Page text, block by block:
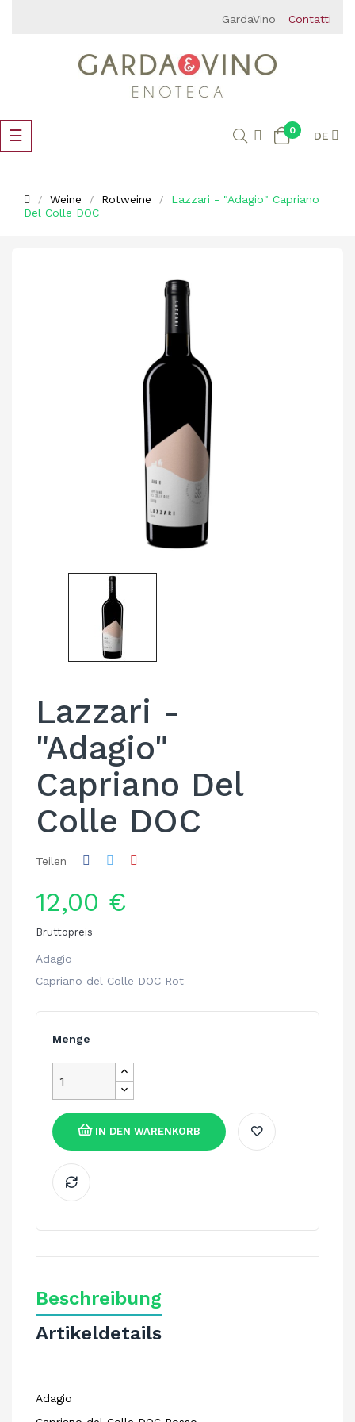
GardaVino Contatti
Umschalten
der
☰ 0 DE
Weine Rotweine
Lazzari - "Adagio" Capriano
Del Colle DOC
Lazzari -
"Adagio"
Capriano Del
Colle DOC
Teilen
12,00 €
Bruttopreis
Adagio
Capriano del Colle DOC Rot
Menge
IN DEN WARENKORB
Beschreibung
Artikeldetails
Adagio